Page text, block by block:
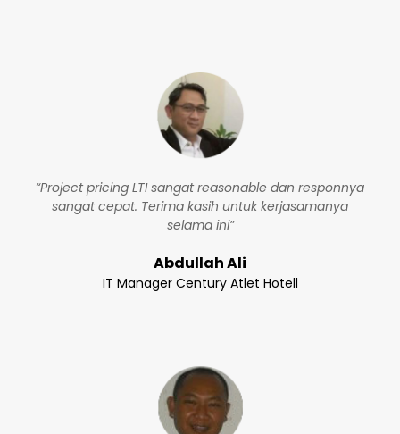
“Project pricing LTI sangat reasonable dan responnya
sangat cepat. Terima kasih untuk kerjasamanya
selama ini”
Abdullah Ali
IT Manager Century Atlet Hotell